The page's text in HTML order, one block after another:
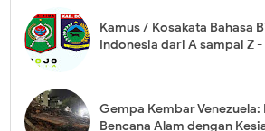
Kamus / Kosakata Bahasa
Indonesia dari A sampai Z -
Gempa Kembar
Bencana Alam dengan